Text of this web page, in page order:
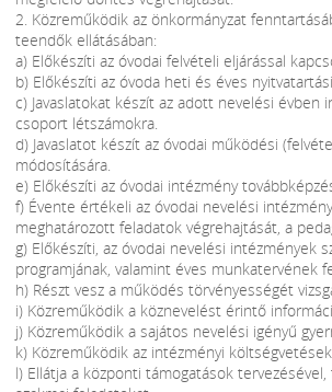
2. Közreműködik az önkormányzat
teendők ellátásában:
a) Előkészíti az óvodai felvételi eljárással
b) Előkészíti az óvoda heti és éves
c) Javaslatokat készít az adott nevelési
csoport létszámokra.
d) Javaslatot készít az óvodai működési
módosítására.
e) Előkészíti az óvodai intézmény
f) Évente értékeli az óvodai nevelési
meghatározott feladatok végrehajtását, a
g) Előkészíti, az óvodai nevelési intézmények
programjának, valamint éves munkatervének
h) Részt vesz a működés törvényességét
i) Közreműködik a köznevelést érintő
j) Közreműködik a sajátos nevelési igényű
k) Közreműködik az intézményi
l) Ellátja a központi támogatások